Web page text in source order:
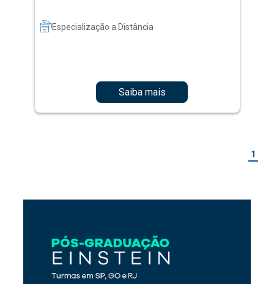
Especialização a Distância
Saiba mais
1